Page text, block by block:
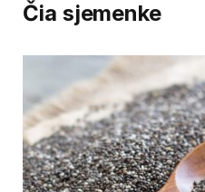
Čia sjemenke